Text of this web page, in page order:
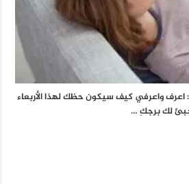
: اعرف واعرفي كيف سيكون حظك لهذا الأربعاء